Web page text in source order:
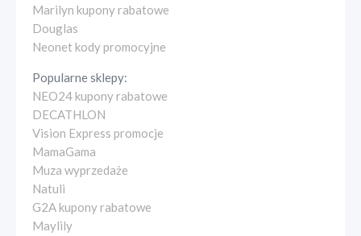
Marilyn kupony rabatowe
Douglas
Neonet kody promocyjne
Popularne sklepy:
NEO24 kupony rabatowe
DECATHLON
Vision Express promocje
MamaGama
Muza wyprzedaże
Natuli
G2A kupony rabatowe
Maylily